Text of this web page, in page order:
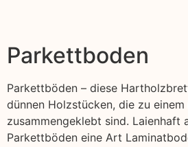
Parkettboden
Parkettböden – diese
dünnen Holzstücken, die zu einem
zusammengeklebt sind. Laienhaft
Parkettböden eine Art